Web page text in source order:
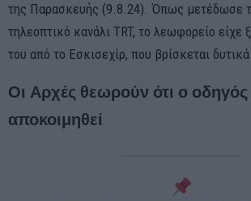
της Παρασκευής (9.8.24). Όπως μετέδωσε
τηλεοπτικό κανάλι TRT, το λεωφορείο είχε
του από το Εσκισεχίρ, που βρίσκεται
Οι Αρχές θεωρούν ότι ο οδηγός
αποκοιμηθεί